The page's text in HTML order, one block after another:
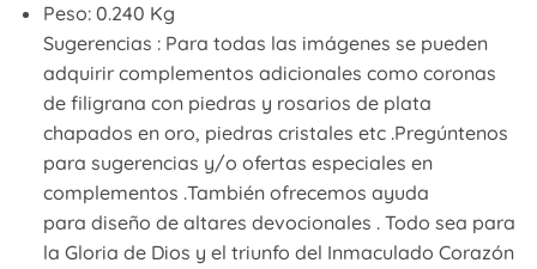
Peso: 0.240 Kg
Sugerencias : Para todas las imágenes se pueden
adquirir complementos adicionales como coronas
de filigrana con piedras y rosarios de plata
chapados en oro, piedras cristales etc .Pregúntenos
para sugerencias y/o ofertas especiales en
complementos .También ofrecemos ayuda
para diseño de altares devocionales . Todo sea para
la Gloria de Dios y el triunfo del Inmaculado Corazón